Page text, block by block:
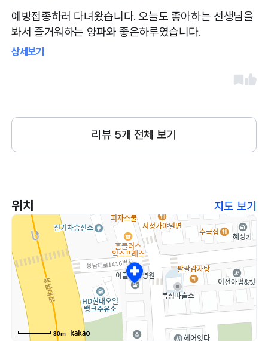
예방접종하러 다녀왔습니다. 오늘도 좋아하는 선생님을
봐서 즐거워하는 양파와 좋은하루였습니다.
상세보기
리뷰 5개 전체 보기
위치 지도 보기
30m